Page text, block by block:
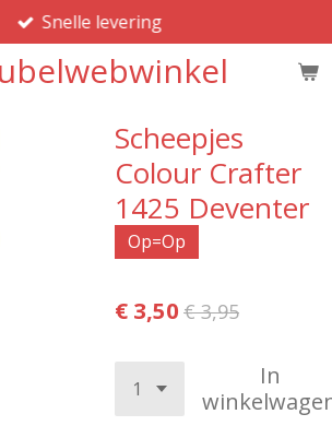
Snelle levering
Scheepjes
Colour Crafter
1425 Deventer
Op=Op
€ 3,50 € 3,95
In